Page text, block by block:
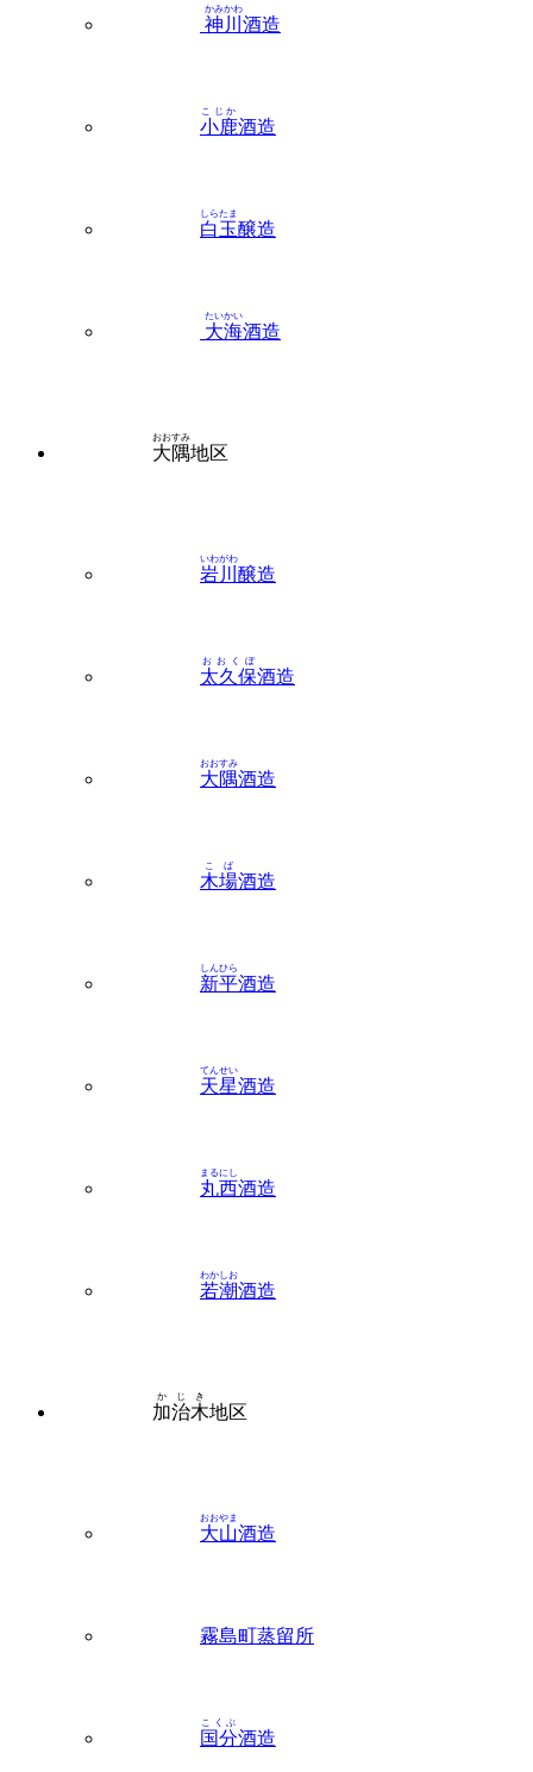
神川
かみかわ
酒造
小鹿
こじか
酒造
白玉
しらたま
醸造
大海
たいかい
酒造
大隅
おおすみ
地区
岩川
いわがわ
醸造
太久保
おおくぼ
酒造
大隅
おおすみ
酒造
木場
こば
酒造
新平
しんひら
酒造
天星
てんせい
酒造
丸西
まるにし
酒造
若潮
わかしお
酒造
加治木
かじき
地区
大山
おおやま
酒造
霧島町蒸留所
国分
こくぶ
酒造